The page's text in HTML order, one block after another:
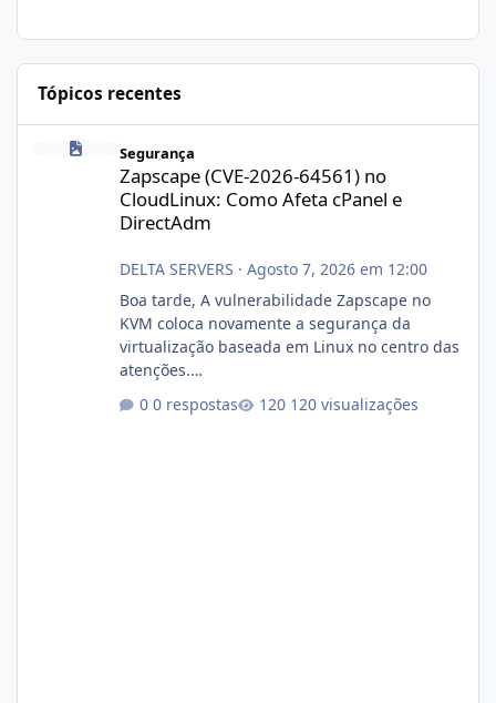
Tópicos recentes
Segurança
Zapscape (CVE-2026-64561) no
CloudLinux: Como Afeta cPanel e
DirectAdm
DELTA SERVERS · Agosto 7, 2026 em 12:00
Boa tarde, A vulnerabilidade Zapscape no
KVM coloca novamente a segurança da
virtualização baseada em Linux no centro das
atenções.
xjx23zz5f Criamos uma breve explicação:
0 respostas 120 visualizações